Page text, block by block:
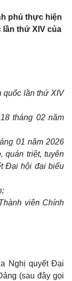
phủ thực hiện
lần thứ XIV của
quốc lần thứ XIV
tháng 02 năm
01 năm 2026
quán triệt, tuyên
Đại hội đại biểu
viên Chính
Nghị quyết Đại
(sau đây gọi